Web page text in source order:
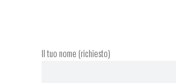
Il tuo nome (richiesto)